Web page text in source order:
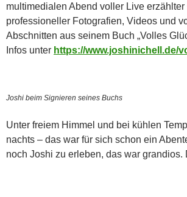
multimedialen Abend voller Live erzählter
professioneller Fotografien, Videos und
Abschnitten aus seinem Buch „Volles
Infos unter https://www.joshinichell.de/
Joshi beim Signieren seines Buchs
Unter freiem Himmel und bei kühlen
nachts – das war für sich schon ein
noch Joshi zu erleben, das war grandios.